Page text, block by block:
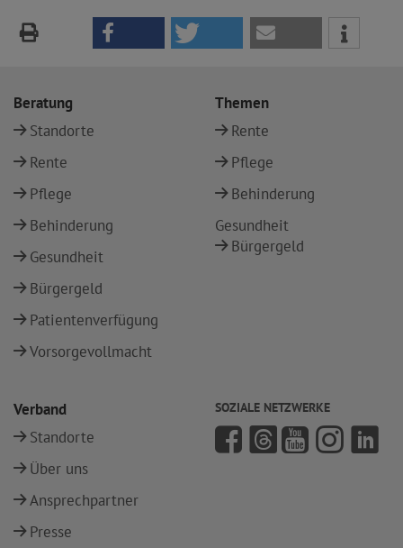
Beratung
Standorte
Rente
Pflege
Behinderung
Gesundheit
Bürgergeld
Patientenverfügung
Vorsorgevollmacht
Themen
Rente
Pflege
Behinderung
Gesundheit
Bürgergeld
Verband
Standorte
Über uns
Ansprechpartner
Presse
SOZIALE NETZWERKE